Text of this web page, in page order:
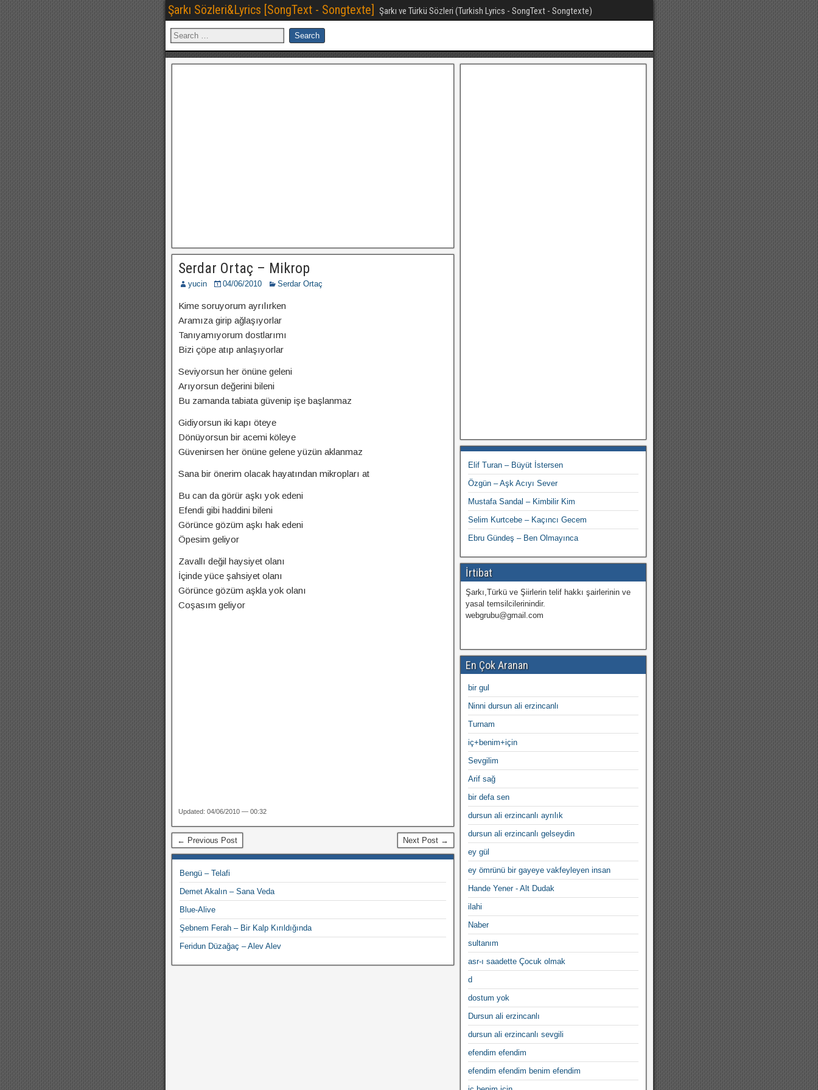
Şarkı Sözleri&Lyrics [SongText - Songtexte] Şarkı ve Türkü Sözleri (Turkish Lyrics - SongText - Songtexte)
Serdar Ortaç – Mikrop
yucin 04/06/2010 Serdar Ortaç
Kime soruyorum ayrılırken
Aramıza girip ağlaşıyorlar
Tanıyamıyorum dostlarımı
Bizi çöpe atıp anlaşıyorlar
Seviyorsun her önüne geleni
Arıyorsun değerini bileni
Bu zamanda tabiata güvenip işe başlanmaz
Gidiyorsun iki kapı öteye
Dönüyorsun bir acemi köleye
Güvenirsen her önüne gelene yüzün aklanmaz
Sana bir önerim olacak hayatından mikropları at
Bu can da görür aşkı yok edeni
Efendi gibi haddini bileni
Görünce gözüm aşkı hak edeni
Öpesim geliyor
Zavallı değil haysiyet olanı
İçinde yüce şahsiyet olanı
Görünce gözüm aşkla yok olanı
Coşasım geliyor
Updated: 04/06/2010 — 00:32
← Previous Post Next Post →
Bengü – Telafi
Demet Akalın – Sana Veda
Blue-Alive
Şebnem Ferah – Bir Kalp Kırıldığında
Feridun Düzağaç – Alev Alev
Elif Turan – Büyüt İstersen
Özgün – Aşk Acıyı Sever
Mustafa Sandal – Kimbilir Kim
Selim Kurtcebe – Kaçıncı Gecem
Ebru Gündeş – Ben Olmayınca
İrtibat
Şarkı,Türkü ve Şiirlerin telif hakkı şairlerinin ve
yasal temsilcilerinindir.
webgrubu@gmail.com
En Çok Aranan
bir gul
Ninni dursun ali erzincanlı
Turnam
iç+benim+için
Sevgilim
Arif sağ
bir defa sen
dursun ali erzincanlı ayrılık
dursun ali erzincanlı gelseydin
ey gül
ey ömrünü bir gayeye vakfeyleyen insan
Hande Yener - Alt Dudak
ilahi
Naber
sultanım
asr-ı saadette Çocuk olmak
d
dostum yok
Dursun ali erzincanlı
dursun ali erzincanlı sevgili
efendim efendim
efendim efendim benim efendim